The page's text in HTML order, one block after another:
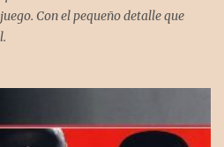
Con el pequeño detalle que